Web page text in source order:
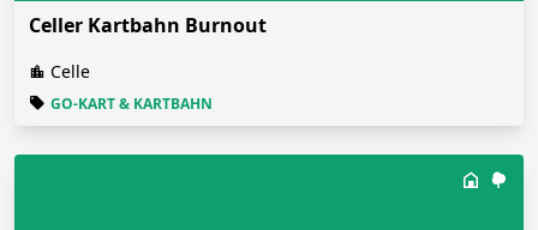
Celler Kartbahn Burnout
Celle
GO-KART & KARTBAHN